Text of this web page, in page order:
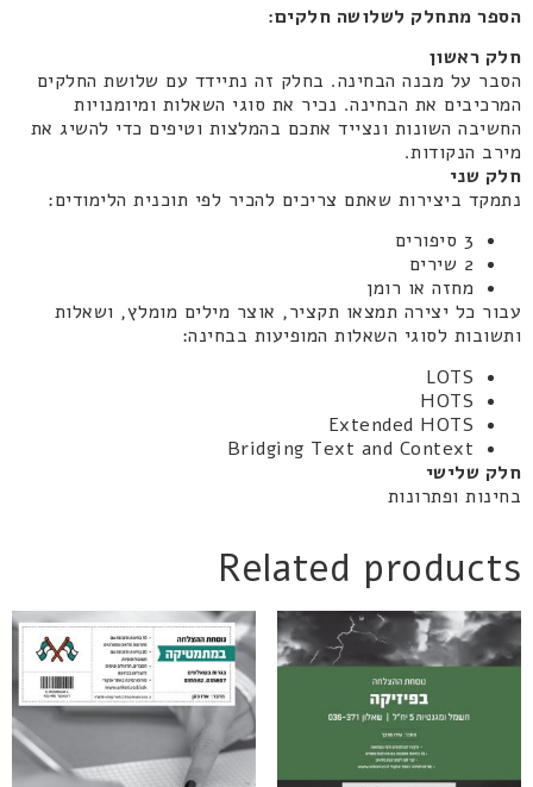
הספר מתחלק לשלושה חלקים:
חלק ראשון
הסבר על מבנה הבחינה. בחלק זה נתיידד עם שלושת החלקים
המרכיבים את הבחינה. נכיר את סוגי השאלות ומיומנויות
החשיבה השונות ונצייד אתכם בהמלצות וטיפים כדי להשיג את
מירב הנקודות.
חלק שני
נתמקד ביצירות שאתם צריכים להכיר לפי תוכנית הלימודים:
3 סיפורים
2 שירים
מחזה או רומן
עבור כל יצירה תמצאו תקציר, אוצר מילים מומלץ, ושאלות
ותשובות לסוגי השאלות המופיעות בבחינה:
LOTS
HOTS
Extended HOTS
Bridging Text and Context
חלק שלישי
בחינות ופתרונות
Related products